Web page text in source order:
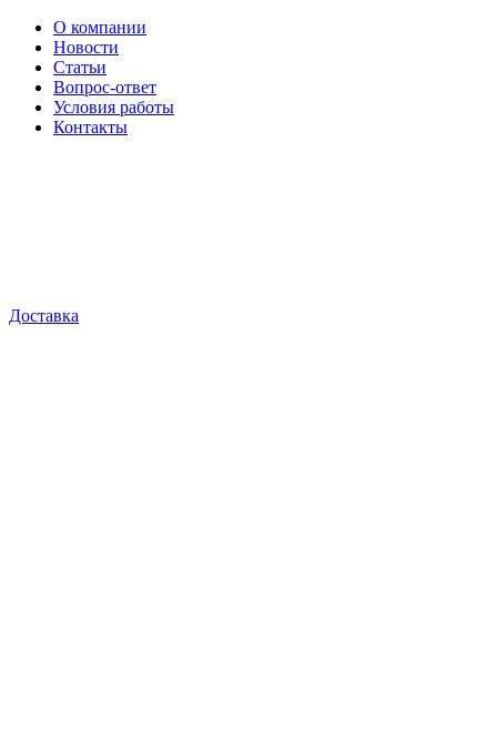
О компании
Новости
Статьи
Вопрос-ответ
Условия работы
Контакты
Доставка